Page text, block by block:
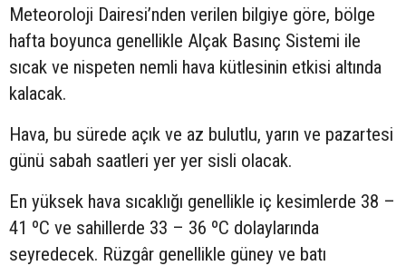
Meteoroloji Dairesi’nden verilen bilgiye göre, bölge
hafta boyunca genellikle Alçak Basınç Sistemi ile
sıcak ve nispeten nemli hava kütlesinin etkisi altında
kalacak.
Hava, bu sürede açık ve az bulutlu, yarın ve pazartesi
günü sabah saatleri yer yer sisli olacak.
En yüksek hava sıcaklığı genellikle iç kesimlerde 38 –
41 ºC ve sahillerde 33 – 36 ºC dolaylarında
seyredecek. Rüzgâr genellikle güney ve batı